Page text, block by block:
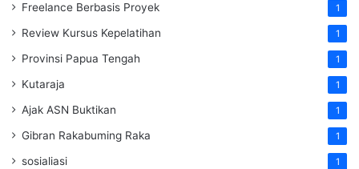
Freelance Berbasis Proyek 1
Review Kursus Kepelatihan 1
Provinsi Papua Tengah 1
Kutaraja 1
Ajak ASN Buktikan 1
Gibran Rakabuming Raka 1
sosialiasi 1